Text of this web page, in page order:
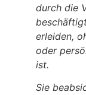
durch die
erleiden,
oder
ist.
Sie